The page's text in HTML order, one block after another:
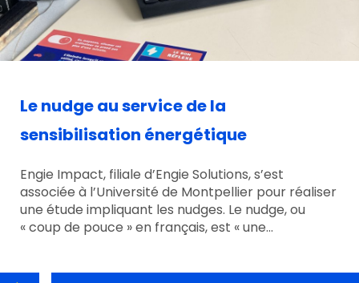
Le nudge au service de la
sensibilisation énergétique
Engie Impact, filiale d’Engie Solutions, s’est
associée à l’Université de Montpellier pour réaliser
une étude impliquant les nudges. Le nudge, ou
« coup de pouce » en français, est « une…